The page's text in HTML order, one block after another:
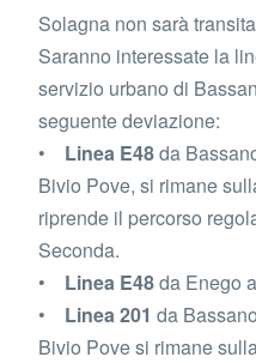
Solagna non sarà
Saranno interessate la
servizio urbano di
seguente deviazione:
• Linea E48da
Bivio Pove, si rimane
riprende il percorso
Seconda.
• Linea E48da Enego
• Linea 201 da
Bivio Pove si rimane